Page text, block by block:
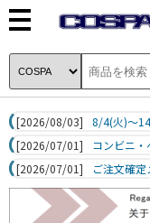
[2026/08/03]
8/4(火)～
[2026/07/01]
コンビニ
[2026/07/01]
ご注文確